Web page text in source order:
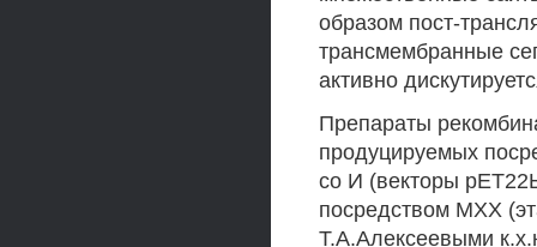
образом пост-
трансмембранные
активно
Препараты
продуцируемых
со И (векторы
посредством МХХ
Т.А.Алексеевыми